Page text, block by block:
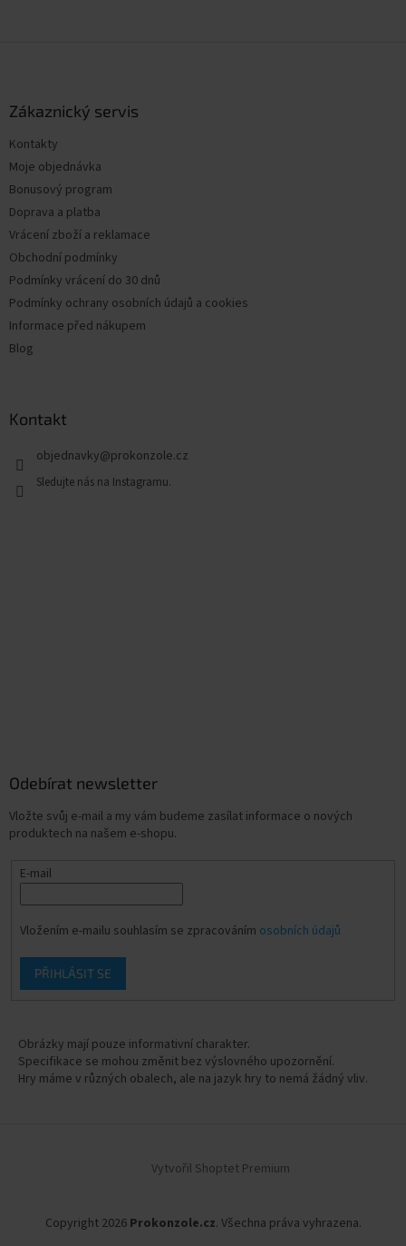
Zákaznický servis
Kontakty
Moje objednávka
Bonusový program
Doprava a platba
Vrácení zboží a reklamace
Obchodní podmínky
Podmínky vrácení do 30 dnů
Podmínky ochrany osobních údajů a cookies
Informace před nákupem
Blog
Kontakt
objednavky@prokonzole.cz
Odebírat newsletter
Vložte svůj e-mail a my vám budeme zasílat informace o nových
produktech na našem e-shopu.
E-mail
Vložením e-mailu souhlasím se zpracováním osobních údajů
PŘIHLÁSIT SE
Obrázky mají pouze informativní charakter.
Specifikace se mohou změnit bez výslovného upozornění.
Hry máme v různých obalech, ale na jazyk hry to nemá žádný vliv.
Vytvořil Shoptet Premium
Copyright 2026 Prokonzole.cz. Všechna práva vyhrazena.